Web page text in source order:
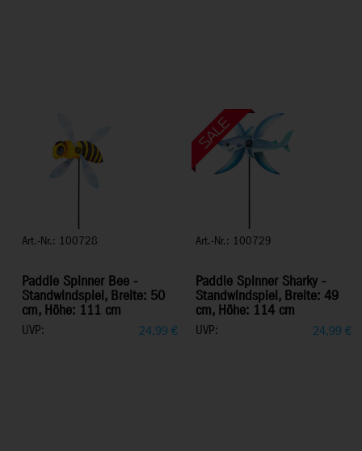
Art.-Nr.: 100728
Paddle Spinner Bee -
Standwindspiel, Breite: 50
cm, Höhe: 111 cm
UVP: 24,99 €
Art.-Nr.: 100729
Paddle Spinner Sharky -
Standwindspiel, Breite: 49
cm, Höhe: 114 cm
UVP: 24,99 €